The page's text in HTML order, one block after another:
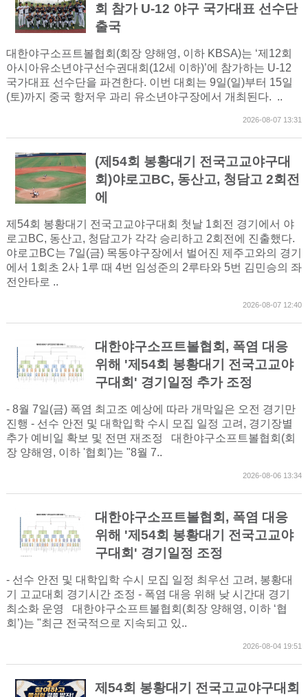
회 참가 U-12 야구 국가대표 선수단
출국
대한야구소프트볼협회(회장 양해영, 이하 KBSA)는 ‘제12회
아시아유소년야구선수권대회(12세 이하)’에 참가하는 U-12
국가대표 선수단을 파견한다. 이번 대회는 9일(일)부터 15일
(토)까지 중국 항저우 과리 유소년야구장에서 개최된다. ..
2026-08-07 13:31
(제54회 봉황대기 전국고교야구대
회)야로고BC, 동산고, 청담고 2회전
에
제54회 봉황대기 전국고교야구대회 첫날 1회전 경기에서 야
로고BC, 동산고, 청담고가 각각 승리하고 2회전에 진출했다.
야로고BC는 7일(금) 목동야구장에서 벌어진 제주고와의 경기
에서 1회초 2사 1루 때 4번 임성준의 2루타와 5번 김민승의 좌
전안타로 ..
2026-08-07 12:40
대한야구소프트볼협회, 폭염 대응
위해 '제54회 봉황대기 전국고교야
구대회' 경기일정 추가 조정
- 8월 7일(금) 폭염 최고조 예상에 따라 개막일은 오전 경기만
진행 - 선수 안전 및 대학입학 수시 모집 일정 고려, 경기장별
추가 예비일 확보 및 전면 재조정 대한야구소프트볼협회(회
장 양해영, 이하 '협회')는 "8월 7..
2026-08-06 13:34
대한야구소프트볼협회, 폭염 대응
위해 '제54회 봉황대기 전국고교야
구대회' 경기일정 조정
- 선수 안전 및 대학입학 수시 모집 일정 최우선 고려, 봉황대
기 고교대회 경기시간 조정 - 폭염 대응 위해 낮 시간대 경기
최소화 운영 대한야구소프트볼협회(회장 양해영, 이하 ‘협
회’)는 "최근 전국적으로 지속되고 있..
2026-08-04 19:51
제54회 봉황대기 전국고교야구대회